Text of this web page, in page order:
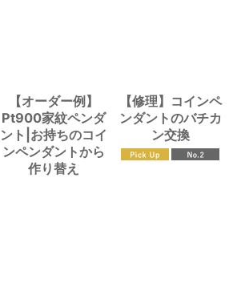
【オーダー例】
Pt900家紋ペンダ
ント|お持ちのコイ
ンペンダントから
作り替え
【修理】コインペ
ンダントのバチカ
ン交換